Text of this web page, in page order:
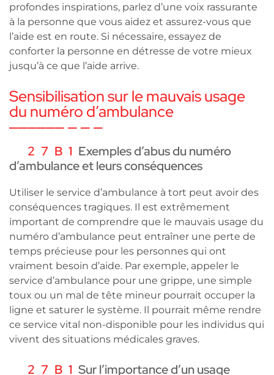
profondes inspirations, parlez d’une voix rassurante
à la personne que vous aidez et assurez-vous que
l’aide est en route. Si nécessaire, essayez de
conforter la personne en détresse de votre mieux
jusqu’à ce que l’aide arrive.
Sensibilisation sur le mauvais usage
du numéro d’ambulance
Exemples d’abus du numéro
d’ambulance et leurs conséquences
Utiliser le service d’ambulance à tort peut avoir des
conséquences tragiques. Il est extrêmement
important de comprendre que le mauvais usage du
numéro d’ambulance peut entraîner une perte de
temps précieuse pour les personnes qui ont
vraiment besoin d’aide. Par exemple, appeler le
service d’ambulance pour une grippe, une simple
toux ou un mal de tête mineur pourrait occuper la
ligne et saturer le système. Il pourrait même rendre
ce service vital non-disponible pour les individus qui
vivent des situations médicales graves.
Sur l’importance d’un usage